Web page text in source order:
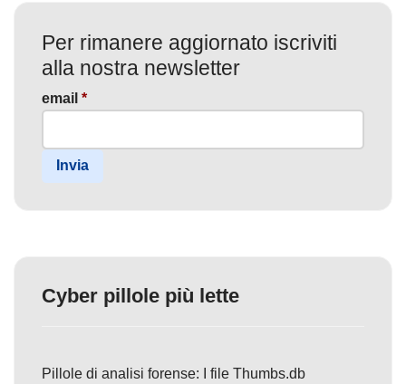
Per rimanere aggiornato iscriviti
alla nostra newsletter
email *
Invia
Cyber pillole più lette
Pillole di analisi forense: I file Thumbs.db